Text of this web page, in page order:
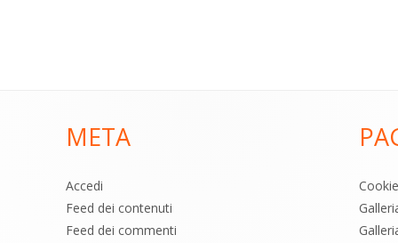
META
Accedi
Feed dei contenuti
Feed dei commenti